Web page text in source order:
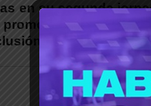
en su segunda
de